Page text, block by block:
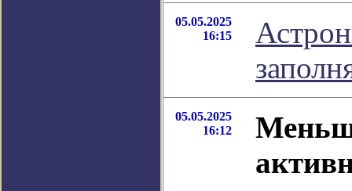
05.05.2025
16:15
05.05.2025
16:12